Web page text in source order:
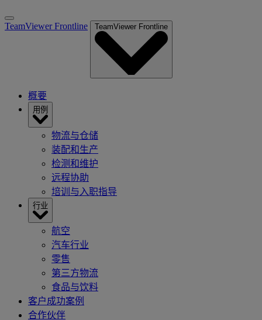
TeamViewer Frontline TeamViewer Frontline
概要
用例
物流与仓储
装配和生产
检测和维护
远程协助
培训与入职指导
行业
航空
汽车行业
零售
第三方物流
食品与饮料
客户成功案例
合作伙伴